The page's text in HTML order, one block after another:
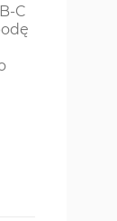
C